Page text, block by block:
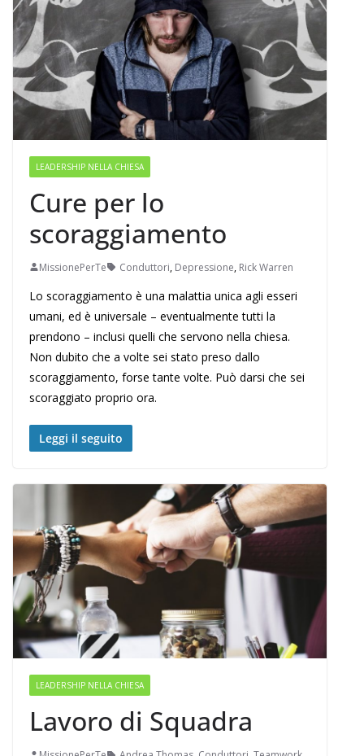
LEADERSHIP NELLA CHIESA
Cure per lo
scoraggiamento
MissionePerTe Conduttori, Depressione, Rick Warren
Lo scoraggiamento è una malattia unica agli esseri
umani, ed è universale – eventualmente tutti la
prendono – inclusi quelli che servono nella chiesa.
Non dubito che a volte sei stato preso dallo
scoraggiamento, forse tante volte. Può darsi che sei
scoraggiato proprio ora.
Leggi il seguito
LEADERSHIP NELLA CHIESA
Lavoro di Squadra